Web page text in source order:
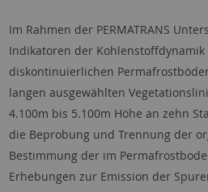
Im Rahmen der PERMATRANS
Indikatoren der
diskontinuierlichen
langen ausgewählten
4.100m bis 5.100m Höhe an zehn
die Beprobung und Trennung der
Bestimmung der im
Erhebungen zur Emission der